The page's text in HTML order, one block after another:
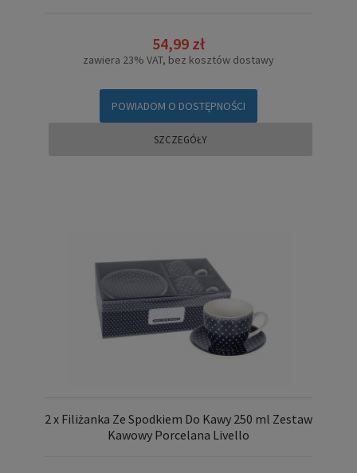
54,99 zł
zawiera 23% VAT, bez kosztów dostawy
POWIADOM O DOSTĘPNOŚCI
SZCZEGÓŁY
2 x Filiżanka Ze Spodkiem Do Kawy 250 ml Zestaw
Kawowy Porcelana Livello